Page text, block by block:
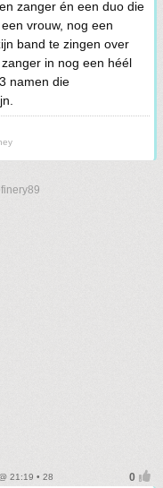
zanger én een duo die
vrouw, nog een
band te zingen over
in nog een héél
namen die
21:19 • 28